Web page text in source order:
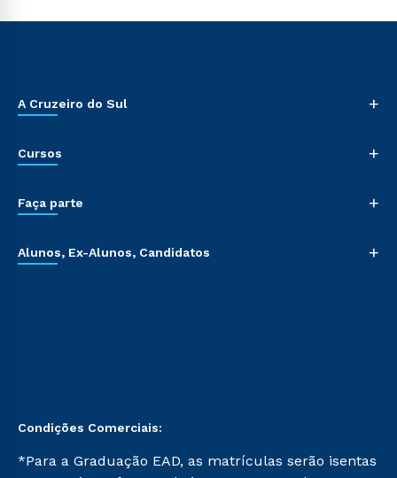
A Cruzeiro do Sul +
Cursos +
Faça parte +
Alunos, Ex-Alunos, Candidatos +
Condições Comerciais:
*Para a Graduação EAD, as matrículas serão isentas